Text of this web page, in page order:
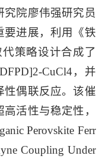
院廖伟强研究员
要进展，利用《铁
策略设计合成了
CuCl4，并
性偶联反应。该催
活性与稳定性，
Perovskite Ferr
Coupling Under